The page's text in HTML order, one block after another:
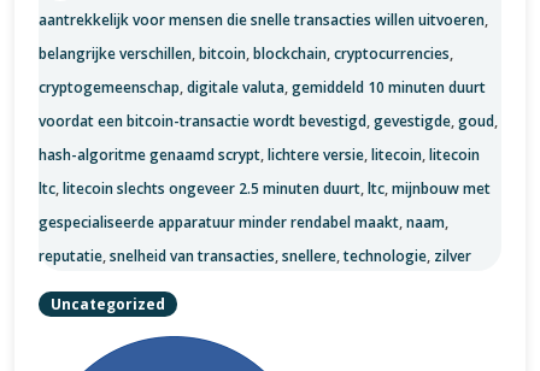
aantrekkelijk voor mensen die snelle transacties willen uitvoeren,
belangrijke verschillen,bitcoin,blockchain,cryptocurrencies,
cryptogemeenschap,digitale valuta,gemiddeld 10 minuten duurt
voordat een bitcoin-transactie wordt bevestigd,gevestigde,goud,
hash-algoritme genaamd scrypt,lichtere versie,litecoin,litecoin
ltc,litecoin slechts ongeveer 2.5 minuten duurt,ltc,mijnbouw met
gespecialiseerde apparatuur minder rendabel maakt,naam,
reputatie,snelheid van transacties,snellere,technologie, zilver
Uncategorized